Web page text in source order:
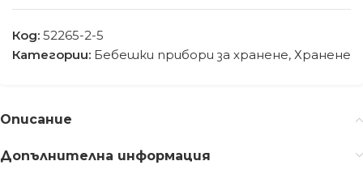
Код: 52265-2-5
Категории: Бебешки прибори за хранене, Хранене
Описание
Допълнителна информация